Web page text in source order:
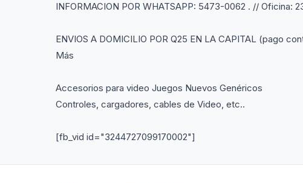
INFORMACION POR WHATSAPP: 5473-0062 . // Oficina:
ENVIOS A DOMICILIO POR Q25 EN LA CAPITAL (pago
Más
Accesorios para video Juegos Nuevos Genéricos
Controles, cargadores, cables de Video, etc..
[fb_vid id="3244727099170002"]